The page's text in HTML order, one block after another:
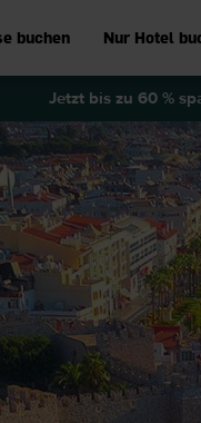
buchen Nur Hotel
Jetzt bis zu 60 %